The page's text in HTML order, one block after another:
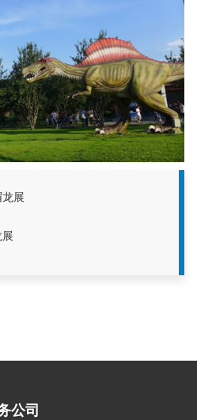
展
公司